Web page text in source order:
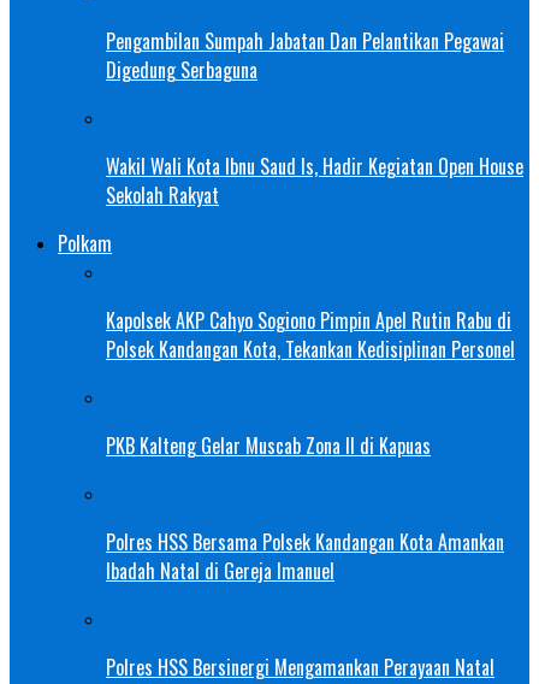
Pengambilan Sumpah Jabatan Dan Pelantikan Pegawai
Digedung Serbaguna
Wakil Wali Kota Ibnu Saud Is, Hadir Kegiatan Open House
Sekolah Rakyat
Polkam
Kapolsek AKP Cahyo Sogiono Pimpin Apel Rutin Rabu di
Polsek Kandangan Kota, Tekankan Kedisiplinan Personel
PKB Kalteng Gelar Muscab Zona II di Kapuas
Polres HSS Bersama Polsek Kandangan Kota Amankan
Ibadah Natal di Gereja Imanuel
Polres HSS Bersinergi Mengamankan Perayaan Natal